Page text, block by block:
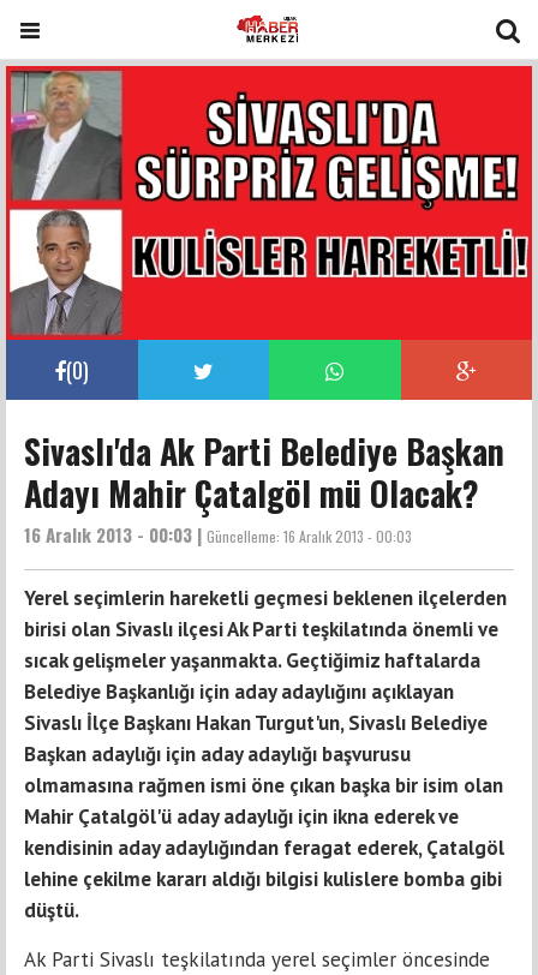
(0)
Sivaslı'da Ak Parti Belediye Başkan
Adayı Mahir Çatalgöl mü Olacak?
16 Aralık 2013 - 00:03 | Güncelleme: 16 Aralık 2013 - 00:03
Yerel seçimlerin hareketli geçmesi beklenen ilçelerden
birisi olan Sivaslı ilçesi Ak Parti teşkilatında önemli ve
sıcak gelişmeler yaşanmakta. Geçtiğimiz haftalarda
Belediye Başkanlığı için aday adaylığını açıklayan
Sivaslı İlçe Başkanı Hakan Turgut'un, Sivaslı Belediye
Başkan adaylığı için aday adaylığı başvurusu
olmamasına rağmen ismi öne çıkan başka bir isim olan
Mahir Çatalgöl'ü aday adaylığı için ikna ederek ve
kendisinin aday adaylığından feragat ederek, Çatalgöl
lehine çekilme kararı aldığı bilgisi kulislere bomba gibi
düştü.
Ak Parti Sivaslı teşkilatında yerel seçimler öncesinde